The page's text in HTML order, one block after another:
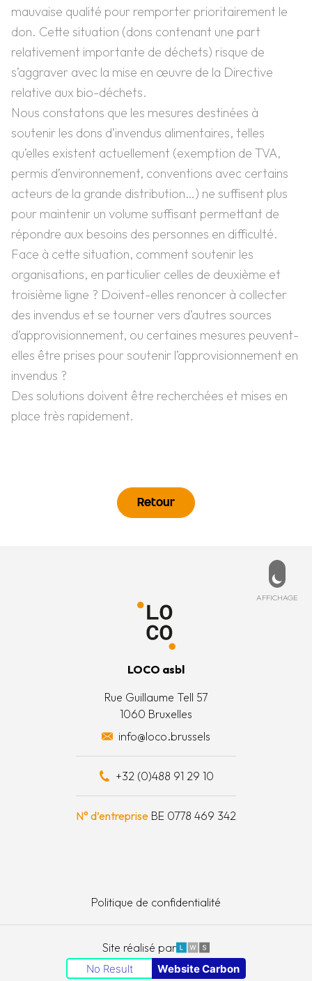
mauvaise qualité pour remporter prioritairement le
don. Cette situation (dons contenant une part
relativement importante de déchets) risque de
s’aggraver avec la mise en œuvre de la Directive
relative aux bio-déchets.
Nous constatons que les mesures destinées à
soutenir les dons d’invendus alimentaires, telles
qu’elles existent actuellement (exemption de TVA,
permis d’environnement, conventions avec certains
acteurs de la grande distribution…) ne suffisent plus
pour maintenir un volume suffisant permettant de
répondre aux besoins des personnes en difficulté.
Face à cette situation, comment soutenir les
organisations, en particulier celles de deuxième et
troisième ligne ? Doivent-elles renoncer à collecter
des invendus et se tourner vers d’autres sources
d’approvisionnement, ou certaines mesures peuvent-
elles être prises pour soutenir l’approvisionnement en
invendus ?
Des solutions doivent être recherchées et mises en
place très rapidement.
Retour
LOCO asbl
Rue Guillaume Tell 57
1060 Bruxelles
info@loco.brussels
+32 (0)488 91 29 10
N° d’entreprise BE 0778 469 342
Politique de confidentialité
Site réalisé parLWS
No Result Website Carbon
AFFICHAGE